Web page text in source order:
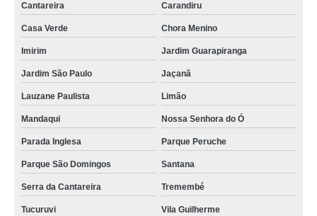
Cantareira Carandiru
Casa Verde Chora Menino
Imirim Jardim Guarapiranga
Jardim São Paulo Jaçanã
Lauzane Paulista Limão
Mandaqui Nossa Senhora do Ó
Parada Inglesa Parque Peruche
Parque São Domingos Santana
Serra da Cantareira Tremembé
Tucuruvi Vila Guilherme